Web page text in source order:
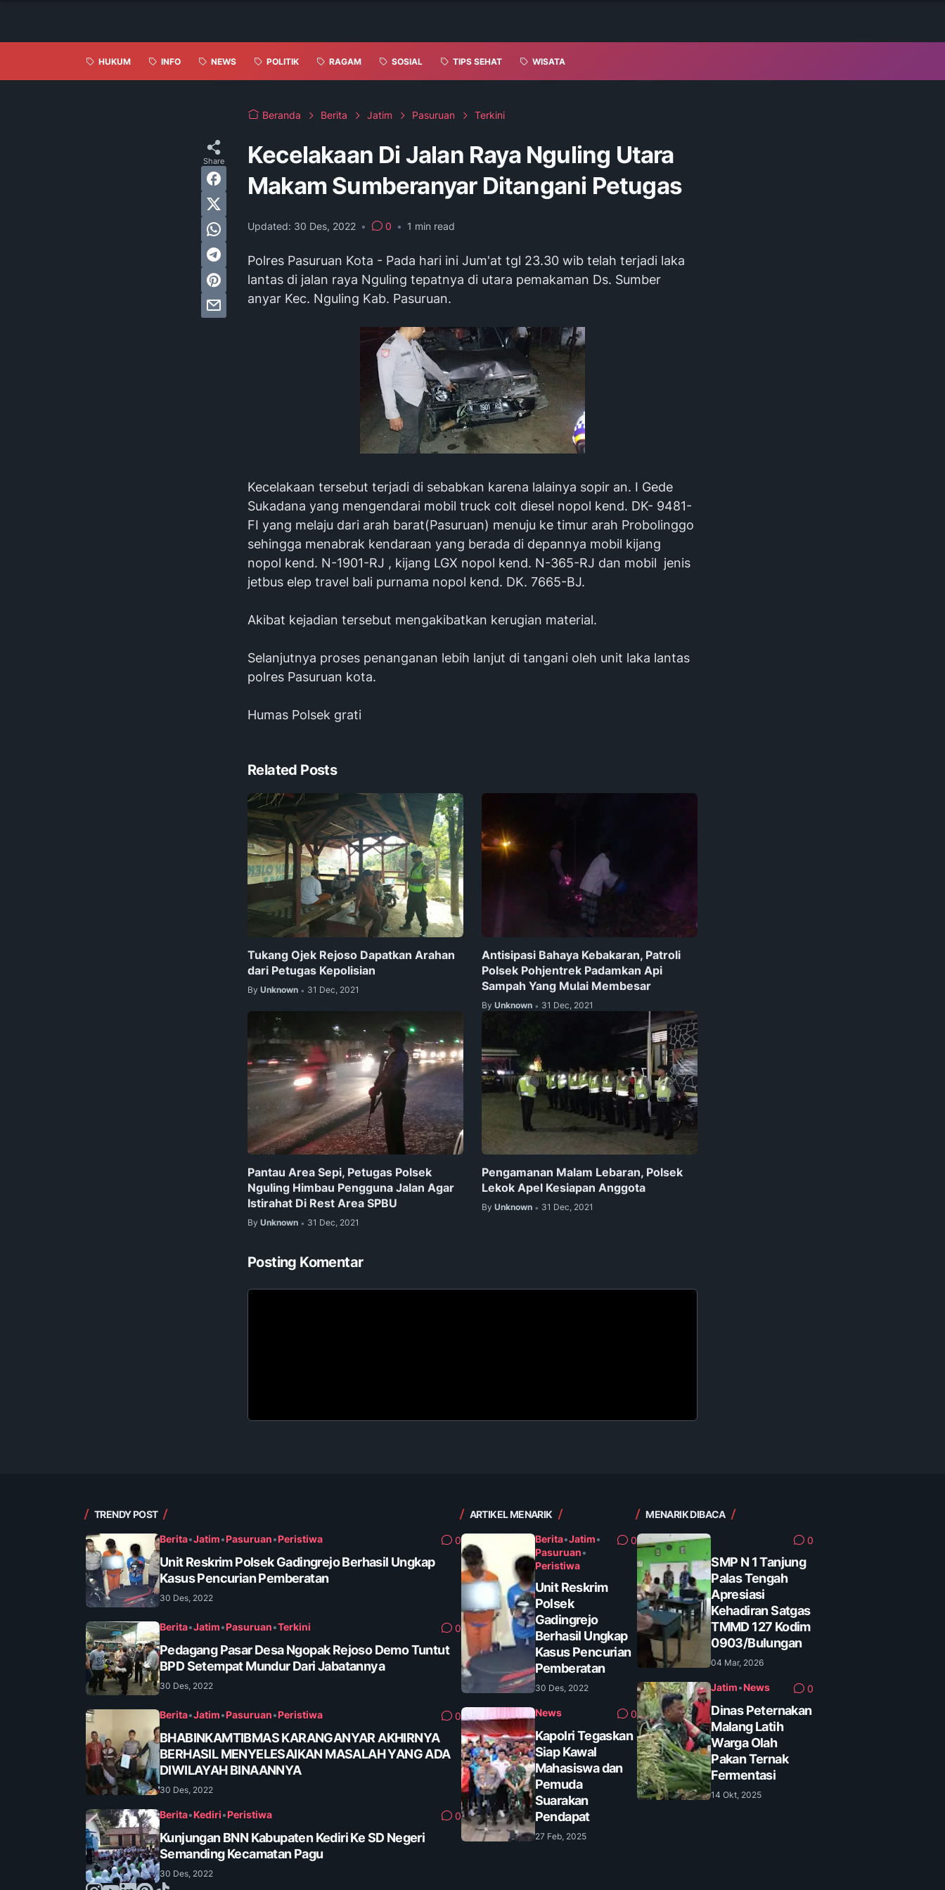
HUKUM INFO NEWS POLITIK RAGAM SOSIAL TIPS SEHAT WISATA
Beranda Berita Jatim Pasuruan Terkini
Kecelakaan Di Jalan Raya Nguling Utara
Makam Sumberanyar Ditangani Petugas
Updated: 30 Des, 2022 • 0 • 1 min read
Polres Pasuruan Kota - Pada hari ini Jum'at tgl 23.30 wib telah terjadi laka
lantas di jalan raya Nguling tepatnya di utara pemakaman Ds. Sumber
anyar Kec. Nguling Kab. Pasuruan.
Kecelakaan tersebut terjadi di sebabkan karena lalainya sopir an. I Gede
Sukadana yang mengendarai mobil truck colt diesel nopol kend. DK- 9481-
FI yang melaju dari arah barat(Pasuruan) menuju ke timur arah Probolinggo
sehingga menabrak kendaraan yang berada di depannya mobil kijang
nopol kend. N-1901-RJ , kijang LGX nopol kend. N-365-RJ dan mobil jenis
jetbus elep travel bali purnama nopol kend. DK. 7665-BJ.
Akibat kejadian tersebut mengakibatkan kerugian material.
Selanjutnya proses penanganan lebih lanjut di tangani oleh unit laka lantas
polres Pasuruan kota.
Humas Polsek grati
Related Posts
Tukang Ojek Rejoso Dapatkan Arahan
dari Petugas Kepolisian
By Unknown • 31 Dec, 2021
Antisipasi Bahaya Kebakaran, Patroli
Polsek Pohjentrek Padamkan Api
Sampah Yang Mulai Membesar
By Unknown • 31 Dec, 2021
Pantau Area Sepi, Petugas Polsek
Nguling Himbau Pengguna Jalan Agar
Istirahat Di Rest Area SPBU
By Unknown • 31 Dec, 2021
Pengamanan Malam Lebaran, Polsek
Lekok Apel Kesiapan Anggota
By Unknown • 31 Dec, 2021
Posting Komentar
TRENDY POST
Berita•Jatim•Pasuruan•Peristiwa 0
Unit Reskrim Polsek Gadingrejo Berhasil Ungkap
Kasus Pencurian Pemberatan
30 Des, 2022
Berita•Jatim•Pasuruan•Terkini 0
Pedagang Pasar Desa Ngopak Rejoso Demo Tuntut
BPD Setempat Mundur Dari Jabatannya
30 Des, 2022
Berita•Jatim•Pasuruan•Peristiwa 0
BHABINKAMTIBMAS KARANGANYAR AKHIRNYA
BERHASIL MENYELESAIKAN MASALAH YANG ADA
DIWILAYAH BINAANNYA
30 Des, 2022
Berita•Kediri•Peristiwa 0
Kunjungan BNN Kabupaten Kediri Ke SD Negeri
Semanding Kecamatan Pagu
30 Des, 2022
ARTIKEL MENARIK
Berita•Jatim•
Pasuruan•
Peristiwa
0
Unit Reskrim
Polsek
Gadingrejo
Berhasil Ungkap
Kasus Pencurian
Pemberatan
30 Des, 2022
News 0
Kapolri Tegaskan
Siap Kawal
Mahasiswa dan
Pemuda
Suarakan
Pendapat
27 Feb, 2025
MENARIK DIBACA
0
SMP N 1 Tanjung
Palas Tengah
Apresiasi
Kehadiran Satgas
TMMD 127 Kodim
0903/Bulungan
04 Mar, 2026
Jatim•News 0
Dinas Peternakan
Malang Latih
Warga Olah
Pakan Ternak
Fermentasi
14 Okt, 2025